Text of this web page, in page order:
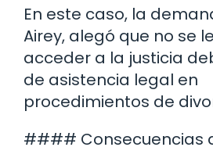
En este caso, la
Airey, alegó que no se
acceder a la justicia
de asistencia legal en
procedimientos de
#### Consecuencias